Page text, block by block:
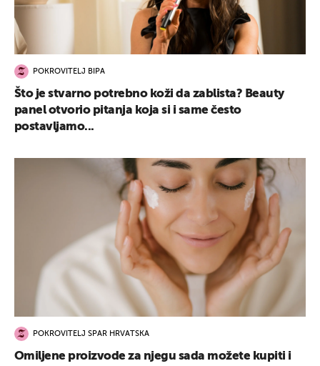
POKROVITELJ BIPA
Što je stvarno potrebno koži da zablista? Beauty
panel otvorio pitanja koja si i same često
postavljamo...
POKROVITELJ SPAR HRVATSKA
Omiljene proizvode za njegu sada možete kupiti i